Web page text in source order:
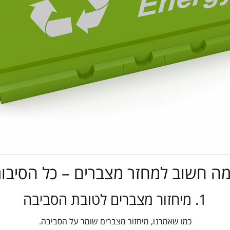
חשוב למחזר מצברים – כל
1. מיחזור מצברים לטובת הסביבה
כמו שאמרנו, מיחזור מצברים שומר על הסביבה.